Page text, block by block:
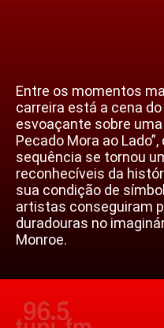
Entre os momentos
carreira está a cena
esvoaçante sobre
Pecado Mora ao
sequência se tornou
reconhecíveis da
sua condição de
artistas conseguiram
duradouras no
Monroe.